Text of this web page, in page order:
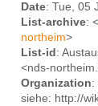
Date: Tue, 05
List-archive: <
northeim>
List-id :
<nds-
Organization:
siehe: http://